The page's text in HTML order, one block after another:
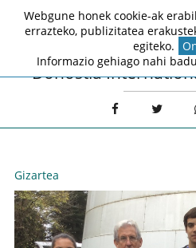
Donostia
Gizartea
Webgune honek cookie-ak
errazteko, publizitatea
egiteko.
Informazio gehiago nahi